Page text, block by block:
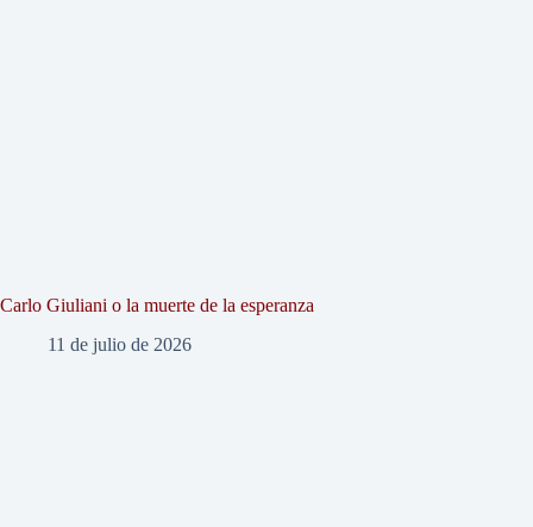
Carlo Giuliani o la muerte de la esperanza
11 de julio de 2026